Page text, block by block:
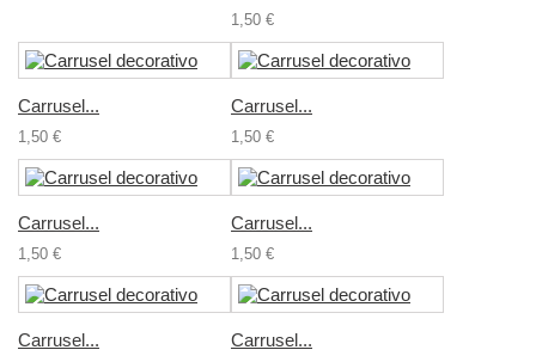
1,50 €
Carrusel...
1,50 €
Carrusel...
1,50 €
Carrusel...
1,50 €
Carrusel...
1,50 €
Carrusel... Carrusel...